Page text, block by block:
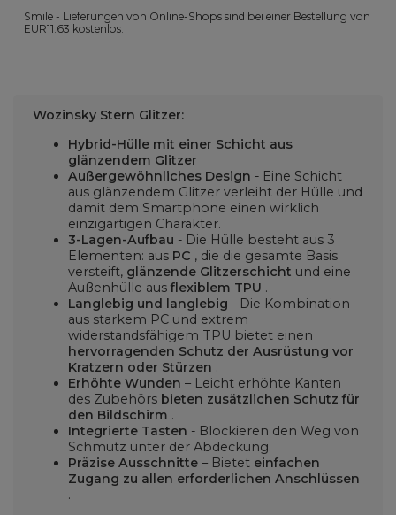
Smile - Lieferungen von Online-Shops sind bei einer Bestellung von
EUR11.63 kostenlos.
Wozinsky Stern Glitzer:
Hybrid-Hülle mit einer Schicht aus
glänzendem Glitzer
Außergewöhnliches Design - Eine Schicht
aus glänzendem Glitzer verleiht der Hülle und
damit dem Smartphone einen wirklich
einzigartigen Charakter.
3-Lagen-Aufbau - Die Hülle besteht aus 3
Elementen: aus PC , die die gesamte Basis
versteift, glänzende Glitzerschicht und eine
Außenhülle ausflexiblem TPU .
Langlebig und langlebig - Die Kombination
aus starkem PC und extrem
widerstandsfähigem TPU bietet einen
hervorragenden Schutz der Ausrüstung vor
Kratzern oder Stürzen .
Erhöhte Wunden – Leicht erhöhte Kanten
des Zubehörs bieten zusätzlichen Schutz für
den Bildschirm .
Integrierte Tasten - Blockieren den Weg von
Schmutz unter der Abdeckung.
Präzise Ausschnitte – Bietet einfachen
Zugang zu allen erforderlichen Anschlüssen
.